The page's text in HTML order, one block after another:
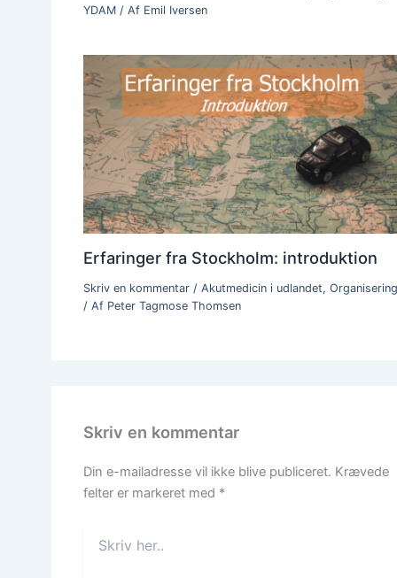
YDAM / Af Emil Iversen
Erfaringer fra Stockholm: introduktion
Skriv en kommentar /Akutmedicin i udlandet,
/ Af Peter Tagmose Thomsen
Skriv en kommentar
Din e-mailadresse vil ikke blive publiceret. Krævede
felter er markeret med *
her..